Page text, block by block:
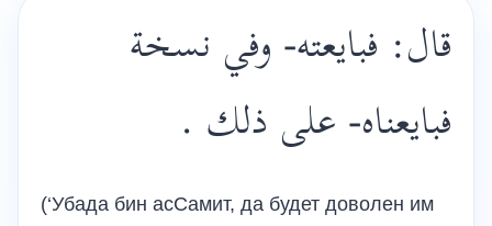
قال: فبايعته- وفي نسخة
فبايعناه- على ذلك .
(‘Убада бин асСамит, да будет доволен им